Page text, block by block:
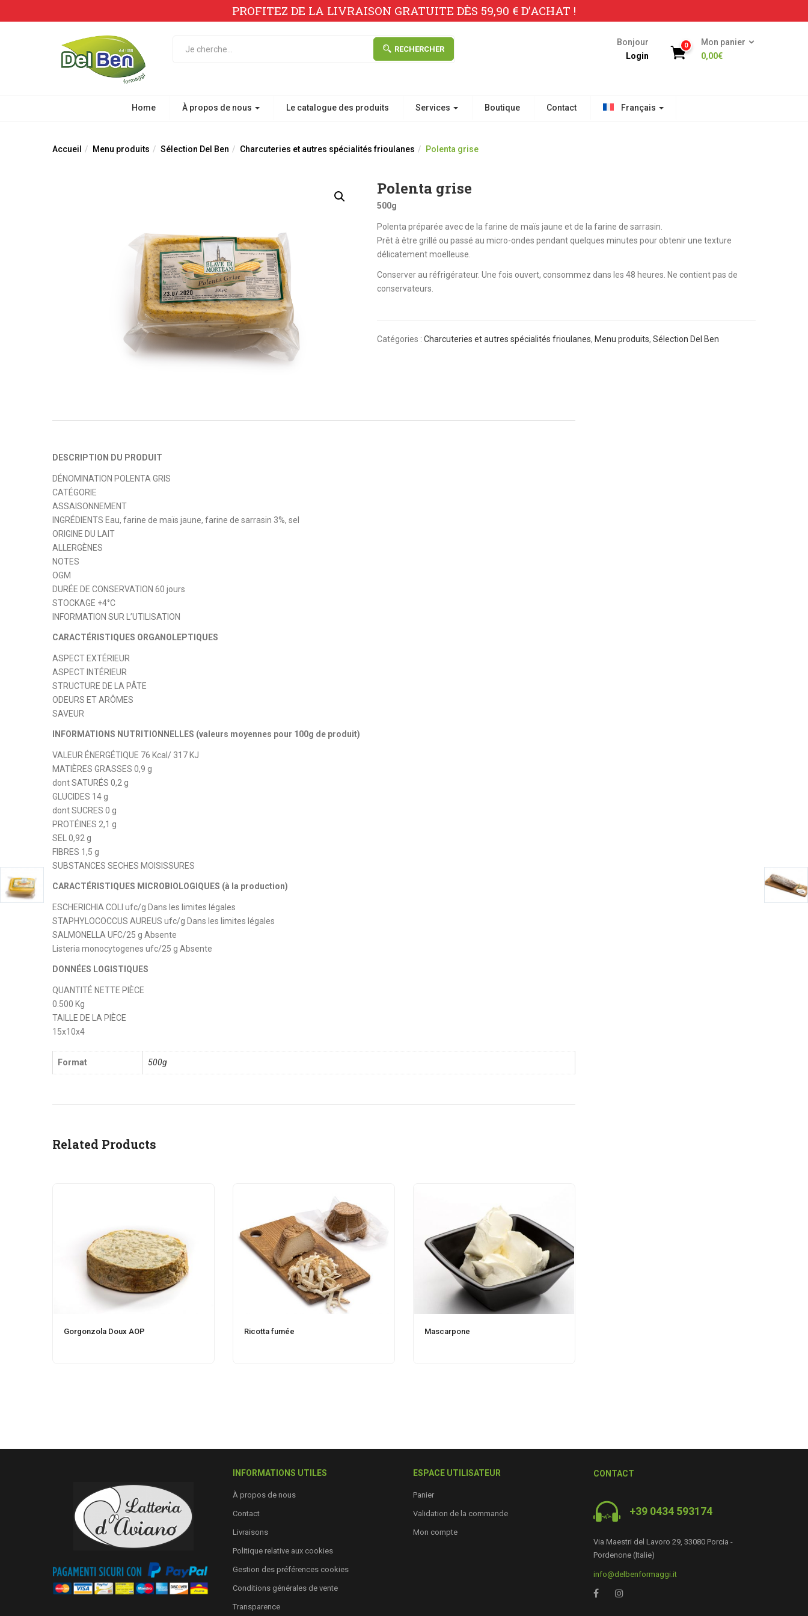
PROFITEZ DE LA LIVRAISON GRATUITE DÈS 59,90 € D’ACHAT !
RECHERCHER
Bonjour
Login
0
Mon panier
0,00€
Home À propos de nous Le catalogue des produits Services Boutique Contact Français
Accueil Menu produits Sélection Del Ben Charcuteries et autres spécialités frioulanes Polenta grise
Polenta grise
500g
Polenta préparée avec de la farine de maïs jaune et de la farine de sarrasin.
Prêt à être grillé ou passé au micro-ondes pendant quelques minutes pour obtenir une texture
délicatement moelleuse.
Conserver au réfrigérateur. Une fois ouvert, consommez dans les 48 heures. Ne contient pas de
conservateurs.
Catégories : Charcuteries et autres spécialités frioulanes, Menu produits, Sélection Del Ben
DESCRIPTION DU PRODUIT
DÉNOMINATION POLENTA GRIS
CATÉGORIE
ASSAISONNEMENT
INGRÉDIENTS Eau, farine de maïs jaune, farine de sarrasin 3%, sel
ORIGINE DU LAIT
ALLERGÈNES
NOTES
OGM
DURÉE DE CONSERVATION 60 jours
STOCKAGE +4°C
INFORMATION SUR L’UTILISATION
CARACTÉRISTIQUES ORGANOLEPTIQUES
ASPECT EXTÉRIEUR
ASPECT INTÉRIEUR
STRUCTURE DE LA PÂTE
ODEURS ET ARÔMES
SAVEUR
INFORMATIONS NUTRITIONNELLES (valeurs moyennes pour 100g de produit)
VALEUR ÉNERGÉTIQUE 76 Kcal/ 317 KJ
MATIÈRES GRASSES 0,9 g
dont SATURÉS 0,2 g
GLUCIDES 14 g
dont SUCRES 0 g
PROTÉINES 2,1 g
SEL 0,92 g
FIBRES 1,5 g
SUBSTANCES SECHES MOISISSURES
CARACTÉRISTIQUES MICROBIOLOGIQUES (à la production)
ESCHERICHIA COLI ufc/g Dans les limites légales
STAPHYLOCOCCUS AUREUS ufc/g Dans les limites légales
SALMONELLA UFC/25 g Absente
Listeria monocytogenes ufc/25 g Absente
DONNÉES LOGISTIQUES
QUANTITÉ NETTE PIÈCE
0.500 Kg
TAILLE DE LA PIÈCE
15x10x4
Format 500g
Related Products
Gorgonzola Doux AOP Ricotta fumée Mascarpone
INFORMATIONS UTILES
À propos de nous
Contact
Livraisons
Politique relative aux cookies
Gestion des préférences cookies
Conditions générales de vente
Transparence
ESPACE UTILISATEUR
Panier
Validation de la commande
Mon compte
CONTACT
+39 0434 593174
Via Maestri del Lavoro 29, 33080 Porcia -
Pordenone (Italie)
info@delbenformaggi.it